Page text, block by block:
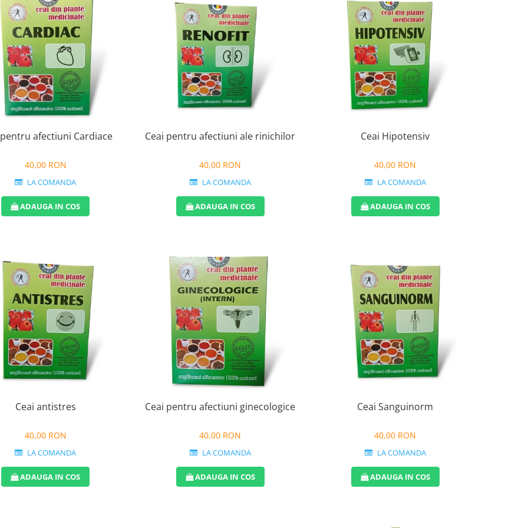
afectiuni Cardiace
40,00 RON
LA COMANDA
ADAUGA IN COS
Ceai pentru afectiuni ale rinichilor
40,00 RON
LA COMANDA
ADAUGA IN COS
Ceai Hipotensiv
40,00 RON
LA COMANDA
ADAUGA IN COS
Ceai antistres
40,00 RON
LA COMANDA
ADAUGA IN COS
Ceai pentru afectiuni ginecologice
40,00 RON
LA COMANDA
ADAUGA IN COS
Ceai Sanguinorm
40,00 RON
LA COMANDA
ADAUGA IN COS